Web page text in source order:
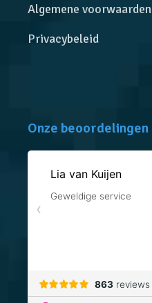
Algemene voorwaarden
Privacybeleid
Onze beoordelingen